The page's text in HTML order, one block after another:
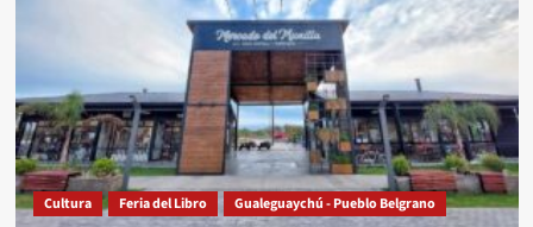
Cultura Feria del Libro Gualeguaychú - Pueblo Belgrano